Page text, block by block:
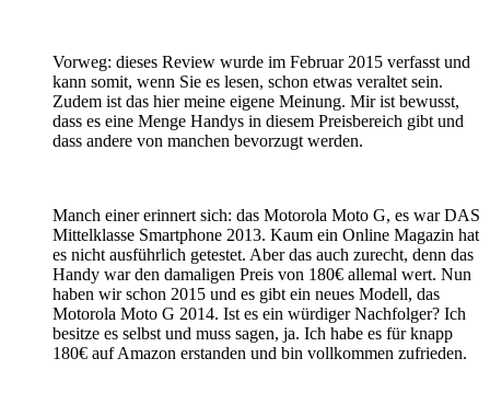
Vorweg: dieses Review wurde im Februar 2015 verfasst und
kann somit, wenn Sie es lesen, schon etwas veraltet sein.
Zudem ist das hier meine eigene Meinung. Mir ist bewusst,
dass es eine Menge Handys in diesem Preisbereich gibt und
dass andere von manchen bevorzugt werden.
Manch einer erinnert sich: das Motorola Moto G, es war DAS
Mittelklasse Smartphone 2013. Kaum ein Online Magazin hat
es nicht ausführlich getestet. Aber das auch zurecht, denn das
Handy war den damaligen Preis von 180€ allemal wert. Nun
haben wir schon 2015 und es gibt ein neues Modell, das
Motorola Moto G 2014. Ist es ein würdiger Nachfolger? Ich
besitze es selbst und muss sagen, ja. Ich habe es für knapp
180€ auf Amazon erstanden und bin vollkommen zufrieden.